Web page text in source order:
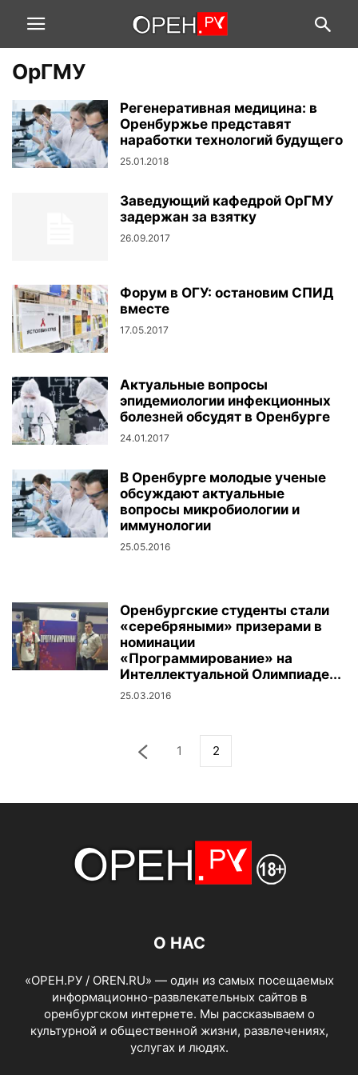
ОрГМУ
Регенеративная медицина: в
Оренбуржье представят
наработки технологий будущего
25.01.2018
Заведующий кафедрой ОрГМУ
задержан за взятку
26.09.2017
Форум в ОГУ: остановим СПИД
вместе
17.05.2017
Актуальные вопросы
эпидемиологии инфекционных
болезней обсудят в Оренбурге
24.01.2017
В Оренбурге молодые ученые
обсуждают актуальные
вопросы микробиологии и
иммунологии
25.05.2016
Оренбургские студенты стали
«серебряными» призерами в
номинации
«Программирование» на
Интеллектуальной Олимпиаде...
25.03.2016
1 2
О НАС
«ОРЕН.РУ / OREN.RU» — один из самых посещаемых
информационно-развлекательных сайтов в
оренбургском интернете. Мы рассказываем о
культурной и общественной жизни, развлечениях,
услугах и людях.